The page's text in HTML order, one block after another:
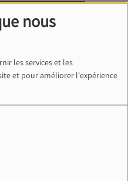
nous
les services et les
et pour améliorer l'expérience